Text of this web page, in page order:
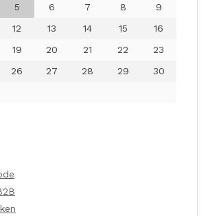
5 6 7 8
9
12 13 14 15
16
19 20 21 22
23
26 27 28 29
30